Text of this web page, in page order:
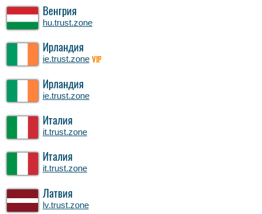
Венгрия
hu.trust.zone
Ирландия
ie.trust.zone VIP
Ирландия
ie.trust.zone
Италия
it.trust.zone
Италия
it.trust.zone
Латвия
lv.trust.zone